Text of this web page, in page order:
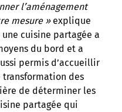
l’aménagement
mesure »explique
cuisine partagée a
du bord et a
permis d’accueillir
des
de déterminer les
partagée qui